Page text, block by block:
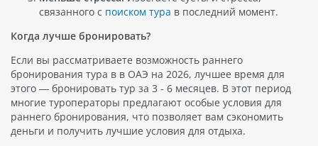
связанного с поиском тура в последний момент.
Когда лучше бронировать?
Если вы рассматриваете возможность раннего
бронирования тура в в ОАЭ на 2026, лучшее время для
этого — бронировать тур за 3 - 6 месяцев. В этот период
многие туроператоры предлагают особые условия для
раннего бронирования, что позволяет вам сэкономить
деньги и получить лучшие условия для отдыха.